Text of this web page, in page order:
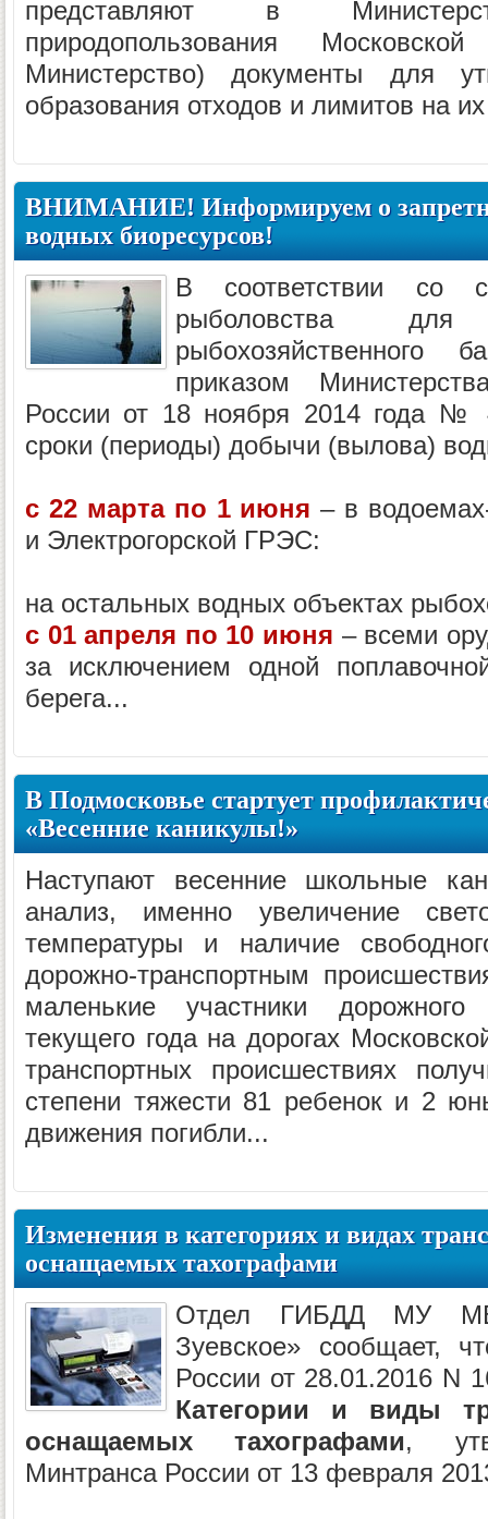
представляют в
природопользования
Министерство) документы для
образования отходов и лимитов на
ВНИМАНИЕ! Информируем о
водных биоресурсов!
В соответствии со
рыболовства для
рыбохозяйственного
приказом
России от 18 ноября 2014 года №
сроки (периоды) добычи (вылова)
с 22 марта по 1 июня – в
и Электрогорской ГРЭС:
на остальных водных объектах
с 01 апреля по 10 июня – всеми
за исключением одной
берега...
В Подмосковье стартует
«Весенние каникулы!»
Наступают весенние школьные
анализ, именно увеличение
температуры и наличие
дорожно-транспортным
маленькие участники
текущего года на дорогах
транспортных происшествиях
степени тяжести 81 ребенок и 2
движения погибли...
Изменения в категориях и видах
оснащаемых тахографами
Отдел ГИБДД МУ
Зуевское» сообщает,
России от 28.01.2016 N
Категории и виды
оснащаемых тахографами,
Минтранса России от 13 февраля